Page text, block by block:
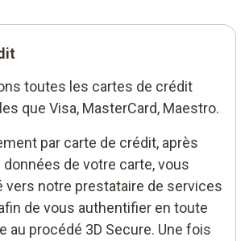
toutes les cartes de crédit
que Visa, MasterCard, Maestro.
par carte de crédit, après
données de votre carte, vous
vers notre prestataire de services
de vous authentifier en toute
au procédé 3D Secure. Une fois